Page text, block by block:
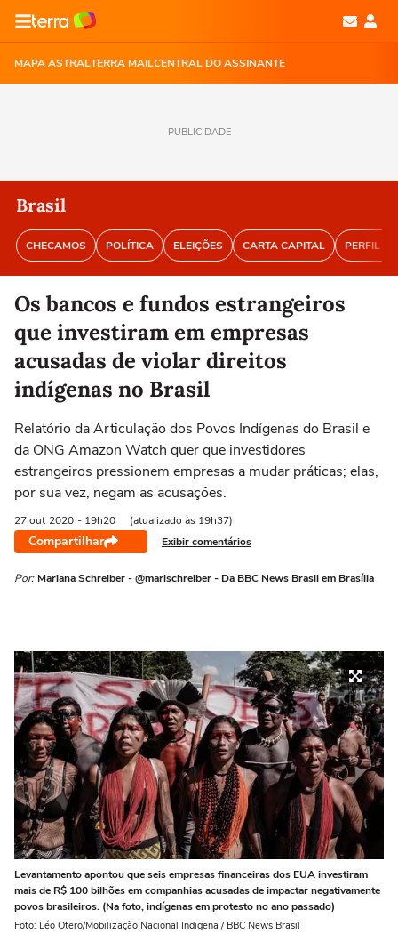
MAPA ASTRALTERRA MAILCENTRAL DO ASSINANTE
PUBLICIDADE
Brasil
CHECAMOS POLÍTICA ELEIÇÕES CARTA CAPITAL PERFIL
Os bancos e fundos estrangeiros
que investiram em empresas
acusadas de violar direitos
indígenas no Brasil
Relatório da Articulação dos Povos Indígenas do Brasil e
da ONG Amazon Watch quer que investidores
estrangeiros pressionem empresas a mudar práticas; elas,
por sua vez, negam as acusações.
27 out 2020 - 19h20 (atualizado às 19h37)
Compartilhar Exibir comentários
Por: Mariana Schreiber - @marischreiber - Da BBC News Brasil em Brasília
Levantamento apontou que seis empresas financeiras dos EUA investiram
mais de R$ 100 bilhões em companhias acusadas de impactar negativamente
povos brasileiros. (Na foto, indígenas em protesto no ano passado)
Foto: Léo Otero/Mobilização Nacional Indigena / BBC News Brasil